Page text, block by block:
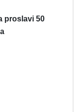
proslavi 50